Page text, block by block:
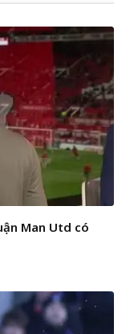
Man Utd có